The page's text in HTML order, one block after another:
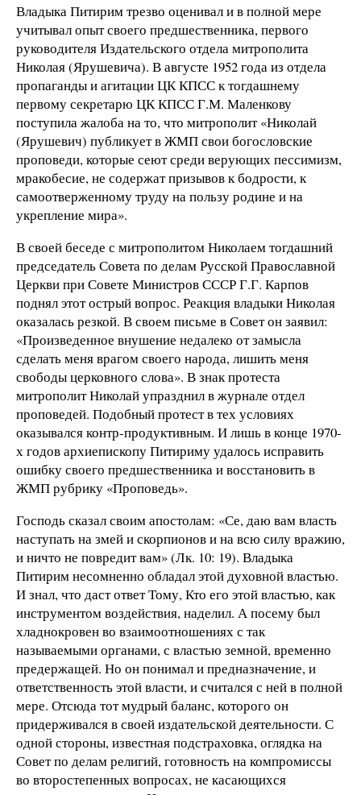
Владыка Питирим трезво оценивал и в полной мере
учитывал опыт своего предшественника, первого
руководителя Издательского отдела митрополита
Николая (Ярушевича). В августе 1952 года из отдела
пропаганды и агитации ЦК КПСС к тогдашнему
первому секретарю ЦК КПСС Г.М. Маленкову
поступила жалоба на то, что митрополит «Николай
(Ярушевич) публикует в ЖМП свои богословские
проповеди, которые сеют среди верующих пессимизм,
мракобесие, не содержат призывов к бодрости, к
самоотверженному труду на пользу родине и на
укрепление мира».
В своей беседе с митрополитом Николаем тогдашний
председатель Совета по делам Русской Православной
Церкви при Совете Министров СССР Г.Г. Карпов
поднял этот острый вопрос. Реакция владыки Николая
оказалась резкой. В своем письме в Совет он заявил:
«Произведенное внушение недалеко от замысла
сделать меня врагом своего народа, лишить меня
свободы церковного слова». В знак протеста
митрополит Николай упразднил в журнале отдел
проповедей. Подобный протест в тех условиях
оказывался контр-продуктивным. И лишь в конце 1970-
х годов архиепископу Питириму удалось исправить
ошибку своего предшественника и восстановить в
ЖМП рубрику «Проповедь».
Господь сказал своим апостолам: «Се, даю вам власть
наступать на змей и скорпионов и на всю силу вражию,
и ничто не повредит вам» (Лк. 10: 19). Владыка
Питирим несомненно обладал этой духовной властью.
И знал, что даст ответ Тому, Кто его этой властью, как
инструментом воздействия, наделил. А посему был
хладнокровен во взаимоотношениях с так
называемыми органами, с властью земной, временно
предержащей. Но он понимал и предназначение, и
ответственность этой власти, и считался с ней в полной
мере. Отсюда тот мудрый баланс, которого он
придерживался в своей издательской деятельности. С
одной стороны, известная подстраховка, оглядка на
Совет по делам религий, готовность на компромиссы
во второстепенных вопросах, не касающихся